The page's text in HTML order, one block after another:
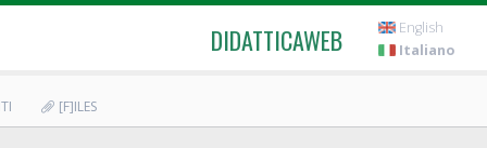
DIDATTICAWEB
English
Italiano
[F]ILES